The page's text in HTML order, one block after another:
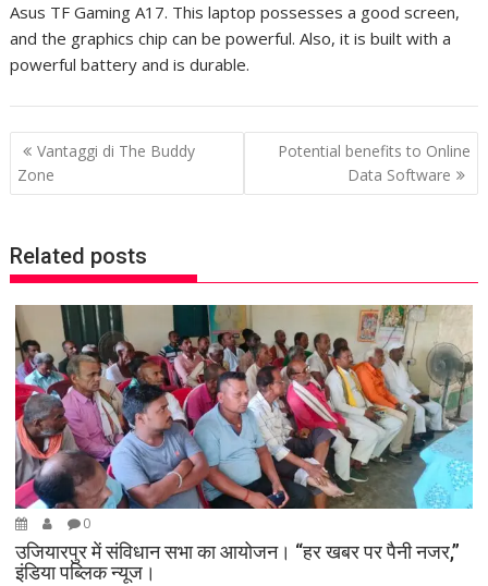
Asus TF Gaming A17. This laptop possesses a good screen,
and the graphics chip can be powerful. Also, it is built with a
powerful battery and is durable.
P
o
n
a
v
i
g
a
t
i
o
n
Vantaggi di The Buddy
Zone
Potential benefits to Online
Data Software
Related posts
0
उजियारपुर में संविधान सभा का आयोजन। “हर खबर पर पैनी नजर,”
इंडिया पब्लिक न्यूज।